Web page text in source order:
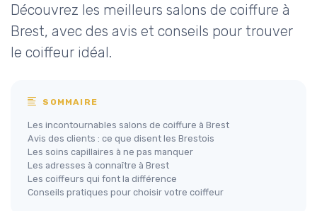
Découvrez les meilleurs salons de coiffure à
Brest, avec des avis et conseils pour trouver
le coiffeur idéal.
SOMMAIRE
Les incontournables salons de coiffure à Brest
Avis des clients : ce que disent les Brestois
Les soins capillaires à ne pas manquer
Les adresses à connaître à Brest
Les coiffeurs qui font la différence
Conseils pratiques pour choisir votre coiffeur